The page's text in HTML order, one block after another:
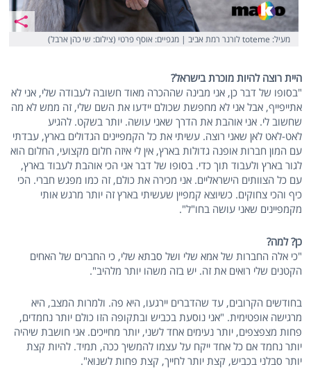
מעיל: toteme לורנר רמת אביב | מגפיים: אוסף פרטי (צילום: שי כהן ארבל)
היית רוצה להיות מוכרת בישראל?
"בסופו של דבר כן, אני מבינה שההכרה מאוד חשובה לעבודה שלי, אני לא
אתייפייף, אבל אני לא מחפשת שכולם יידעו את השם שלי, זה ממש לא מה
שחשוב לי. אני אוהבת את הדרך שאני עושה. יותר בשקט. להגיע
לאט-לאט לאן שאני רוצה. עשיתי את כל הקמפיינים הגדולים בארץ, עבדתי
עם המון חברות אופנה גדולות בארץ, אין לי איזה חלום מקצועי, החלום הוא
לגור בארץ ולעבוד תוך כדי. בסופו של דבר אני הכי אוהבת לעבוד בארץ,
עם כל הצוותים הישראליים. אני מכירה את כולם, זה כמו מפגש חברי. הכי
כיף והכי צחוקים. כשיוצא קמפיין שעשיתי בארץ זה יותר מרגש אותי
מקמפיינים שאני עושה בחו"ל".
כן? למה?
"כי אלה החברות של אמא שלי ושל סבתא שלי, כי החברים של האחים
הקטנים שלי רואים את זה. יש בזה משהו יותר מלהיב".
בחודשים הקרובים, עד שהדברים יירגעו, היא פה. ולמרות המצב, היא
מרגישה אופטימית. "אני נוסעת בכביש ובתקופה הזו כולם יותר נחמדים,
פחות מצפצפים, יותר נעימים אחד לשני, יותר מחייכים. אני חושבת שיהיה
יותר נחמד אם כל אחד ייקח על עצמו להמשיך ככה, תמיד. להיות קצת
יותר סבלני בכביש, קצת יותר לחייך, קצת פחות לשנוא".